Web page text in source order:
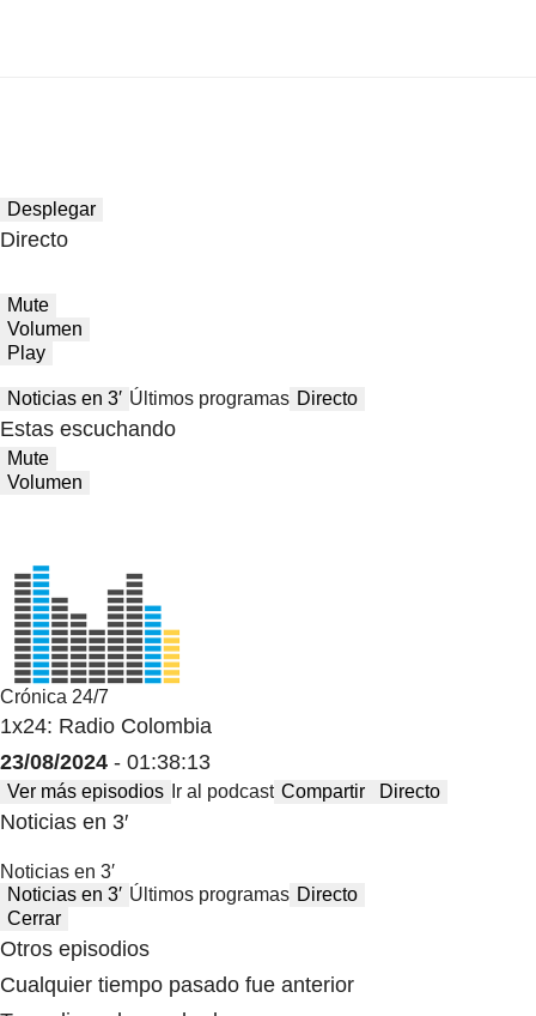
Desplegar
Directo
Mute
Volumen
Play
Noticias en 3′ Últimos programas Directo
Estas escuchando
Mute
Volumen
Crónica 24/7
1x24: Radio Colombia
23/08/2024 - 01:38:13
Ver más episodios Ir al podcast Compartir Directo
Noticias en 3′
Noticias en 3′
Noticias en 3′ Últimos programas Directo
Cerrar
Otros episodios
Cualquier tiempo pasado fue anterior